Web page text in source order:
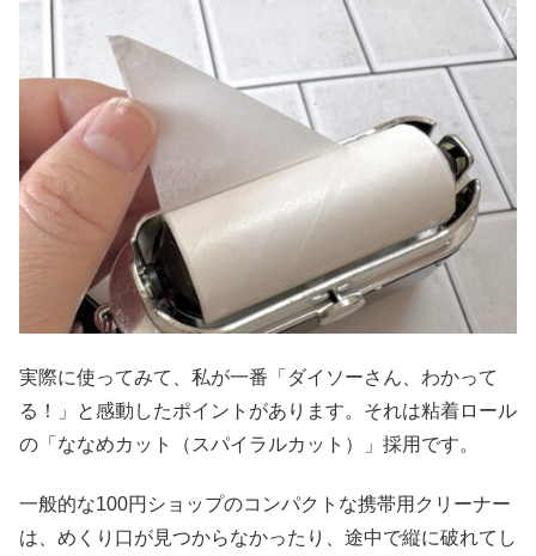
実際に使ってみて、私が一番「ダイソーさん、わかって
る！」と感動したポイントがあります。それは粘着ロール
の「ななめカット（スパイラルカット）」採用です。
一般的な100円ショップのコンパクトな携帯用クリーナー
は、めくり口が見つからなかったり、途中で縦に破れてし